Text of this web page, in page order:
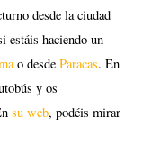
desde la ciudad
estáis haciendo un
o desdeParacas. En
y os
su web, podéis mirar